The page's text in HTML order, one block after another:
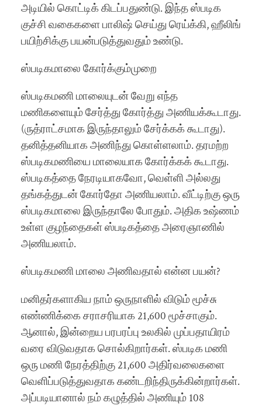
அடியில் கொட்டிக் கிடப்பதுண்டு. இந்த ஸ்படிக
குச்சி வகைகளை பாலிஷ் செய்து ரெய்க்கி, ஹீலிங்
பயிற்சிக்கு பயன்படுத்துவதும் உண்டு.
ஸ்படிகமாலை கோர்க்கும்முறை
ஸ்படிகமணி மாலையுடன் வேறு எந்த
மணிகளையும் சேர்த்து கோர்த்து அணியக்கூடாது.
(ருத்ராட்சமாக இருந்தாலும் சேர்க்கக் கூடாது).
தனித்தனியாக அணிந்து கொள்ளலாம். தரமற்ற
ஸ்படிகமணியை மாலையாக கோர்க்கக் கூடாது.
ஸ்படிகத்தை நேரடியாகவோ, வெள்ளி அல்லது
தங்கத்துடன் கோர்தோ அணியலாம். வீட்டிற்கு ஒரு
ஸ்படிகமாலை இருந்தாலே போதும். அதிக உஷ்ணம்
உள்ள குழந்தைகள் ஸ்படிகத்தை அரைஞாணில்
அணியலாம்.
ஸ்படிகமணி மாலை அணிவதால் என்ன பயன்?
மனிதர்களாகிய நாம் ஒருநாளில் விடும் மூச்சு
எண்ணிக்கை சராசரியாக 21,600 மூச்சாகும்.
ஆனால், இன்றைய பரபரப்பு உலகில் முப்பதாயிரம்
வரை விடுவதாக சொல்கிறார்கள். ஸ்படிக மணி
ஒரு மணி நேரத்திற்கு 21,600 அதிர்வலைகளை
வெளிப்படுத்துவதாக கண்டறிந்திருக்கின்றார்கள்.
அப்படியானால் நம் கழுத்தில் அணியும் 108